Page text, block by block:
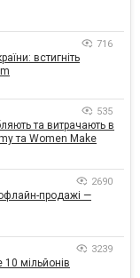
716
встигніть
535
та витрачають в
та Women Make
2690
продажі —
3239
мільйонів